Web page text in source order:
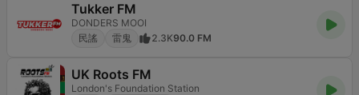
Tukker FM
DONDERS MOOI
民謠
雷鬼 2.3K90.0 FM
UK Roots FM
London's Foundation Station